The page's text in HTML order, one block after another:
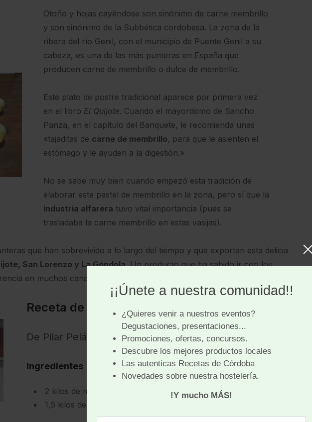
Otoño y hojas cayéndose son sinónimo de carne membrillo
y son sinónimo de la Subbética cordobesa. La zona de la
ribera del río Genil, con el municipio de Puente Genil a su
cabeza, es una de las más punteras en España que
producen carne de membrillo o dulce de membrillo.
Este plato de postre tradicional aparece por primera vez
en el libro El Quijote. Cuando el mayordomo de Sancho
Panza, en el capítulo del Banquete, le recomienda unas
«tajaditas de carne de membrillo, para que le asienten el
estómago y le ayuden a la digestión.»
No se sabe muy bien cuando empezó esta tradición de
elaborar este pastel de membrillo en la zona, pero sí que la
industria alfarera tuvo vital importancia (pues se
trasladaba la carne membrillo en estas vasijas).
que han sobrevivido a lo largo del tiempo y que exportan esta delicia
San Lorenzo y La Góndola. Un producto que ha sabido ir con los
en muchos canapés de la alta cocina.
Receta de Carne Membrillo
De Pilar Peláez, oriunda de Priego de Córdoba
Ingredientes
2 kilos de membrillo o gamboas
1,5 kilos de azúcar blanca